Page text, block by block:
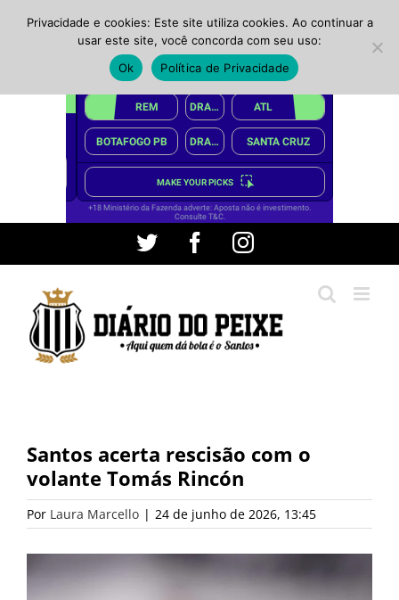
conteúdo
Twitter FacebookInstagram
Santos acerta rescisão com o
volante Tomás Rincón
Por Laura Marcello | 24 de junho de 2026, 13:45
Privacidade e cookies: Este site utiliza cookies. Ao continuar a
usar este site, você concorda com seu uso:
Ok
Política de Privacidade